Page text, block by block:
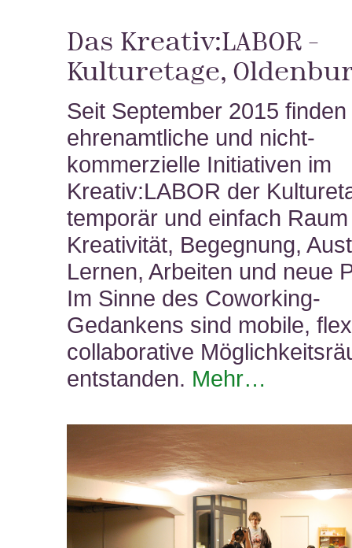
Das Kreativ:LABOR –
Kulturetage,
Seit September 2015 finden
ehrenamtliche und nicht-
kommerzielle Initiativen im
Kreativ:LABOR der
temporär und einfach
Kreativität, Begegnung,
Lernen, Arbeiten und neue
Im Sinne des Coworking-
Gedankens sind mobile,
collaborative
entstanden. Mehr…